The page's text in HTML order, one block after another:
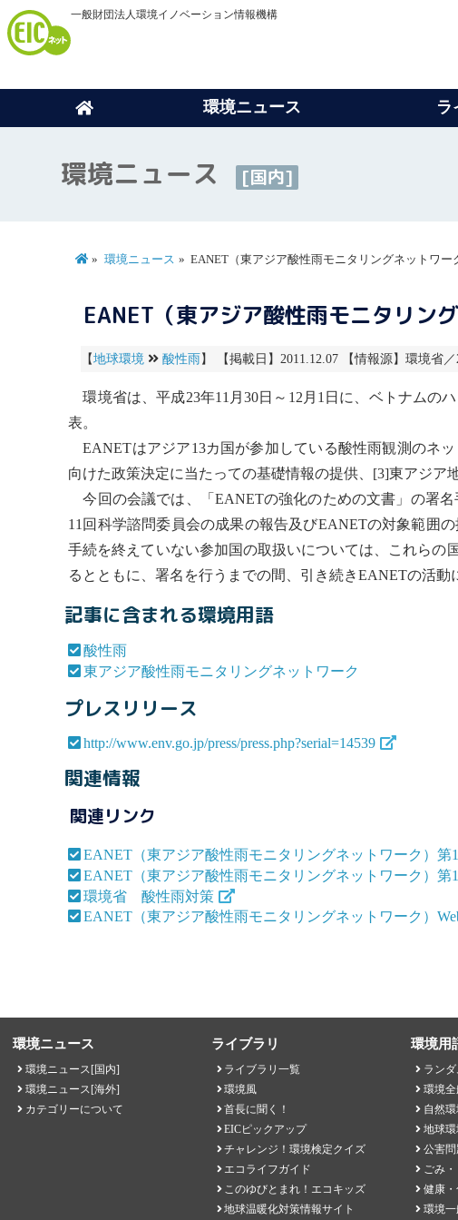
一般財団法人環境イノベーション情報機構
環境ニュース ラ
環境ニュース [国内]
環境ニュース EANET（東アジア酸性雨モニタリングネットワー
EANET（東アジア酸性雨モニタリン
【地球環境 酸性雨】 【掲載日】2011.12.07 【情報源】環境省／
環境省は、平成23年11月30日～12月1日に、ベトナムの
表。
EANETはアジア13カ国が参加している酸性雨観測のネ
向けた政策決定に当たっての基礎情報の提供、[3]東アジア
今回の会議では、「EANETの強化のための文書」の署
11回科学諮問委員会の成果の報告及びEANETの対象範囲
手続を終えていない参加国の取扱いについては、これら
るとともに、署名を行うまでの間、引き続きEANETの活動
記事に含まれる環境用語
酸性雨
東アジア酸性雨モニタリングネットワーク
プレスリリース
http://www.env.go.jp/press/press.php?serial=14539
関連情報
関連リンク
EANET（東アジア酸性雨モニタリングネットワーク）第
EANET（東アジア酸性雨モニタリングネットワーク）第
環境省 酸性雨対策
EANET（東アジア酸性雨モニタリングネットワーク）
環境ニュース
環境ニュース[国内]
環境ニュース[海外]
カテゴリーについて
ライブラリ
ライブラリ一覧
環境風
首長に聞く！
EICピックアップ
チャレンジ！環境検定クイズ
エコライフガイド
このゆびとまれ！エコキッズ
地球温暖化対策情報サイト
環境用
ラン
環境全
自然
地球環
公害問
ごみ
健康
環境一